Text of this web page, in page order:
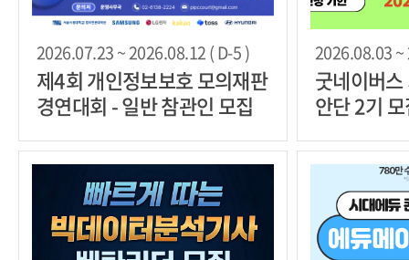
2026.07.23 ~ 2026.08.12 ( D-5 )
제4회 개인정보보호 모의재판
경연대회 - 일반 참관인 모집
2026.08.03 ~
굿네이버
안단 2기